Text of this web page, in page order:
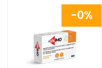
PASCOE AL
CARRELLO
0%